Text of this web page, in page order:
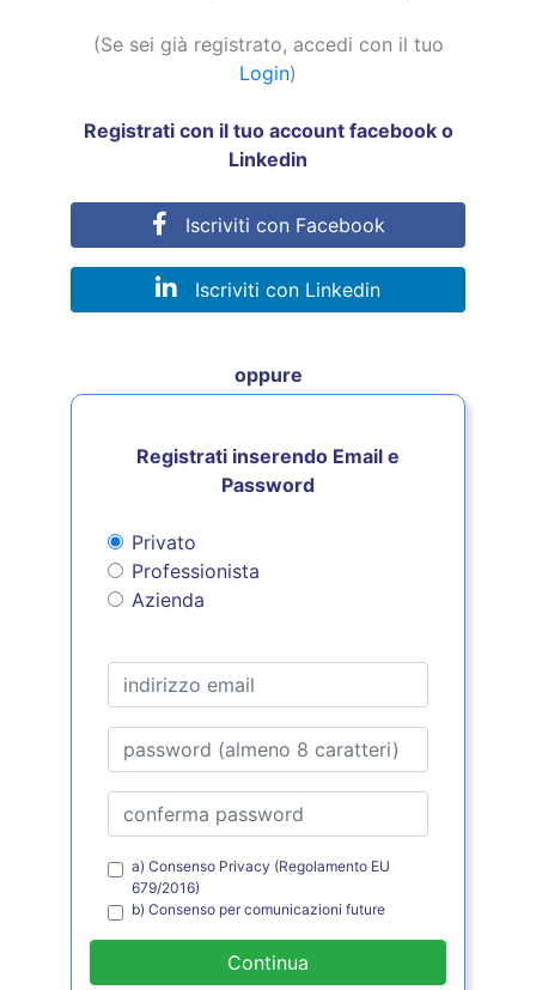
(Se sei già registrato, accedi con il tuo
Login)
Registrati con il tuo account facebook o
Linkedin
Iscriviti con Facebook
Iscriviti con Linkedin
oppure
Registrati inserendo Email e
Password
Privato
Professionista
Azienda
a) Consenso Privacy (Regolamento EU
679/2016)
b) Consenso per comunicazioni future
Continua